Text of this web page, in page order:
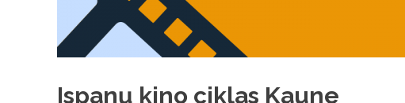
Ispanų kino ciklas Kaune